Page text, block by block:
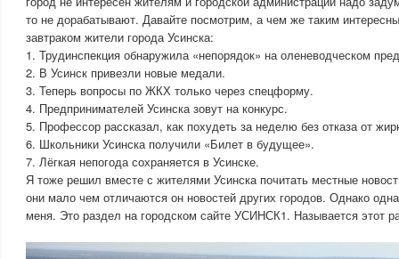
то не дорабатывают. Давайте посмотрим, а чем же таким
завтраком жители города Усинска:
1. Трудинспекция обнаружила «непорядок» на оленеводческом
2. В Усинск привезли новые медали.
3. Теперь вопросы по ЖКХ только через спецформу.
4. Предпринимателей Усинска зовут на конкурс.
5. Профессор рассказал, как похудеть за неделю без отказа от
6. Школьники Усинска получили «Билет в будущее».
7. Лёгкая непогода сохраняется в Усинске.
Я тоже решил вместе с жителями Усинска почитать местные
они мало чем отличаются он новостей других городов. Однако
меня. Это раздел на городском сайте УСИНСК1. Называется этот